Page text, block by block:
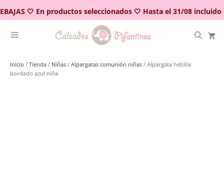
🤍 En productos seleccionados 🤍 Hasta el 31/08 incluido
al
contenido
Inicio / Tienda / Niñas / Alpargatas comunión niñas / Alpargata hebilla
bordado azul niña